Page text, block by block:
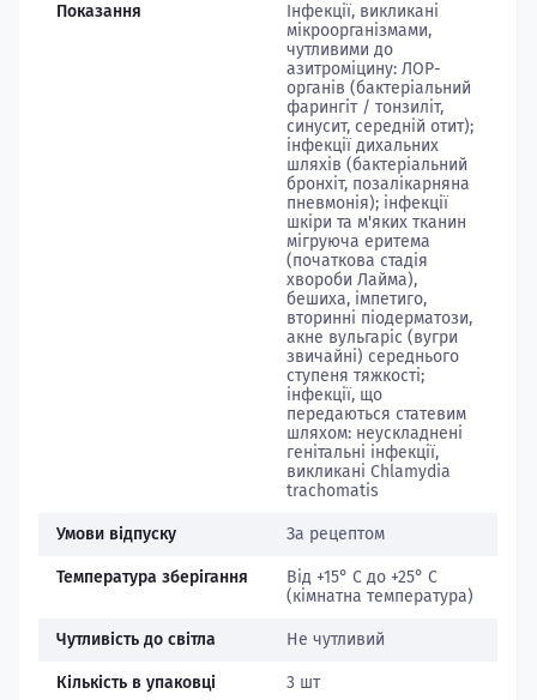
Показання
Інфекції, викликані
мікроорганізмами,
чутливими до
азитроміцину: ЛОР-
органів (бактеріальний
фарингіт / тонзиліт,
синусит, середній отит);
інфекції дихальних
шляхів (бактеріальний
бронхіт, позалікарняна
пневмонія); інфекції
шкіри та м'яких тканин
мігруюча еритема
(початкова стадія
хвороби Лайма),
бешиха, імпетиго,
вторинні піодерматози,
акне вульгаріс (вугри
звичайні) середнього
ступеня тяжкості;
інфекції, що
передаються статевим
шляхом: неускладнені
генітальні інфекції,
викликані Chlamydia
trachomatis
Умови відпуску За рецептом
Температура зберігання
Від +15° С до +25° С
(кімнатна температура)
Чутливість до світла Не чутливий
Кількість в упаковці 3 шт